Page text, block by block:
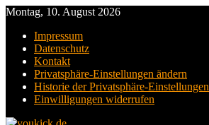
Montag, 10. August 2026
Impressum
Datenschutz
Kontakt
Privatsphäre-Einstellungen ändern
Historie der Privatsphäre-Einstellungen
Einwilligungen widerrufen